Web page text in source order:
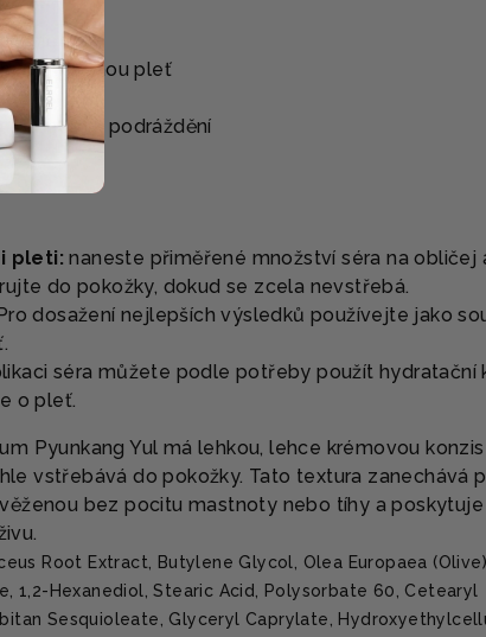
pleti
pleť
sklonem k podráždění
pleti: naneste přiměřené množství séra na obličej
do pokožky, dokud se zcela nevstřebá.
dosažení nejlepších výsledků používejte jako
séra můžete podle potřeby použít hydratační
o pleť.
Pyunkang Yul má lehkou, lehce krémovou
vstřebává do pokožky. Tato textura zanechává
bez pocitu mastnoty nebo tíhy a
Root Extract, Butylene Glycol, Olea Europaea
1,2-Hexanediol, Stearic Acid, Polysorbate 60, Cetearyl
Sesquioleate, Glyceryl Caprylate,